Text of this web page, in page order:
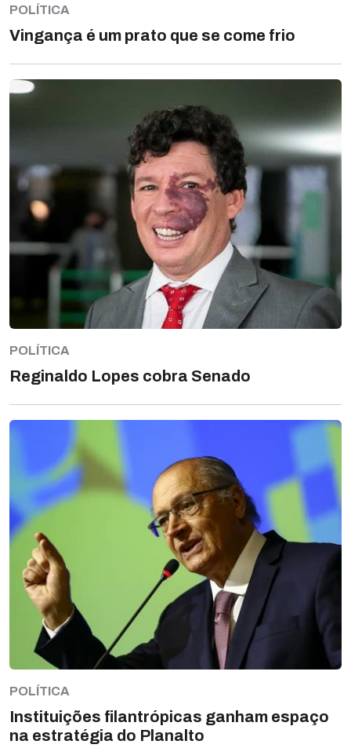
POLÍTICA
Vingança é um prato que se come frio
POLÍTICA
Reginaldo Lopes cobra Senado
POLÍTICA
Instituições filantrópicas ganham espaço
na estratégia do Planalto